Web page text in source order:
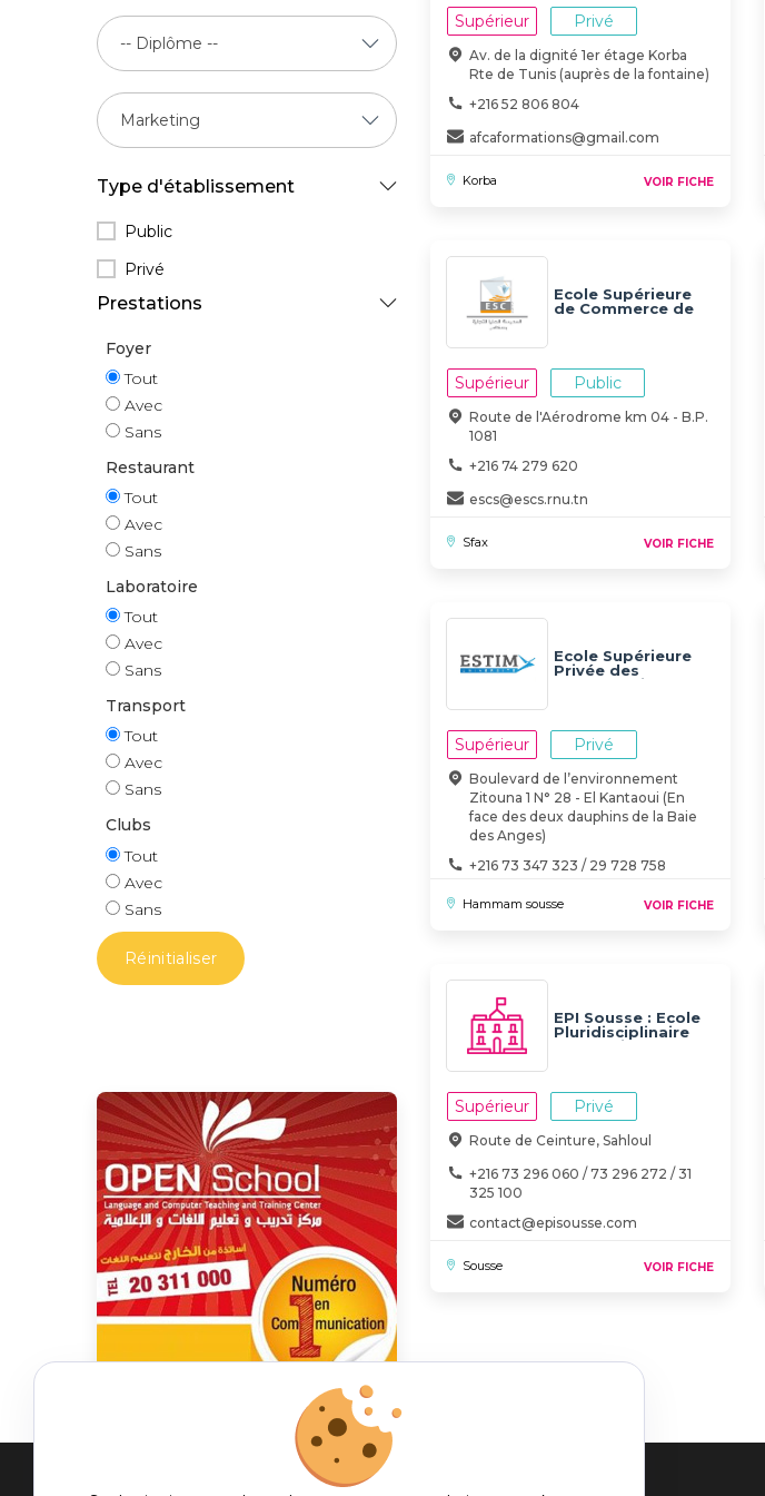
Type d'établissement
Public
Privé
Prestations
Foyer
Tout
Avec
Sans
Restaurant
Tout
Avec
Sans
Laboratoire
Tout
Avec
Sans
Transport
Tout
Avec
Sans
Clubs
Tout
Avec
Sans
Réinitialiser
Supérieur Privé
Av. de la dignité 1er étage Korba
Rte de Tunis (auprès de la fontaine)
+216 52 806 804
afcaformations@gmail.com
Korba VOIR FICHE
Ecole Supérieure
de Commerce de
Supérieur Public
Route de l'Aérodrome km 04 - B.P.
1081
+216 74 279 620
escs@escs.rnu.tn
Sfax VOIR FICHE
Ecole Supérieure
Privée des
Technologies
ESTIM UNIVERSITE
Supérieur Privé
Boulevard de l’environnement
Zitouna 1 N° 28 - El Kantaoui (En
face des deux dauphins de la Baie
des Anges)
+216 73 347 323 / 29 728 758
contact@estim.tn
Hammam sousse VOIR FICHE
EPI Sousse : Ecole
Pluridisciplinaire
Internationale
Supérieur Privé
Route de Ceinture, Sahloul
+216 73 296 060 / 73 296 272 / 31
325 100
contact@episousse.com
Sousse VOIR FICHE